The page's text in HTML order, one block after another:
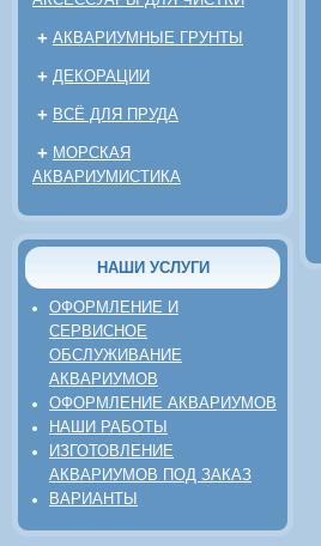
+ АКВАРИУМНЫЕ ГРУНТЫ
+ ДЕКОРАЦИИ
+ ВСЁ ДЛЯ ПРУДА
+ МОРСКАЯ
АКВАРИУМИСТИКА
НАШИ УСЛУГИ
ОФОРМЛЕНИЕ И
СЕРВИСНОЕ
ОБСЛУЖИВАНИЕ
АКВАРИУМОВ
ОФОРМЛЕНИЕ АКВАРИУМОВ
НАШИ РАБОТЫ
ИЗГОТОВЛЕНИЕ
АКВАРИУМОВ ПОД ЗАКАЗ
ВАРИАНТЫ